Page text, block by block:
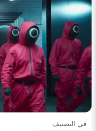
في التصنيف